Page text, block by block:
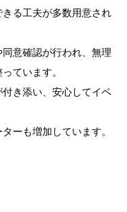
る工夫が多数用意され
意確認が行われ、無理
ています。
き添い、安心してイベ
ーも増加しています。